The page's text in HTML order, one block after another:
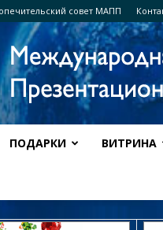
совет МАПП
ПОДАРКИ ВИТРИНА